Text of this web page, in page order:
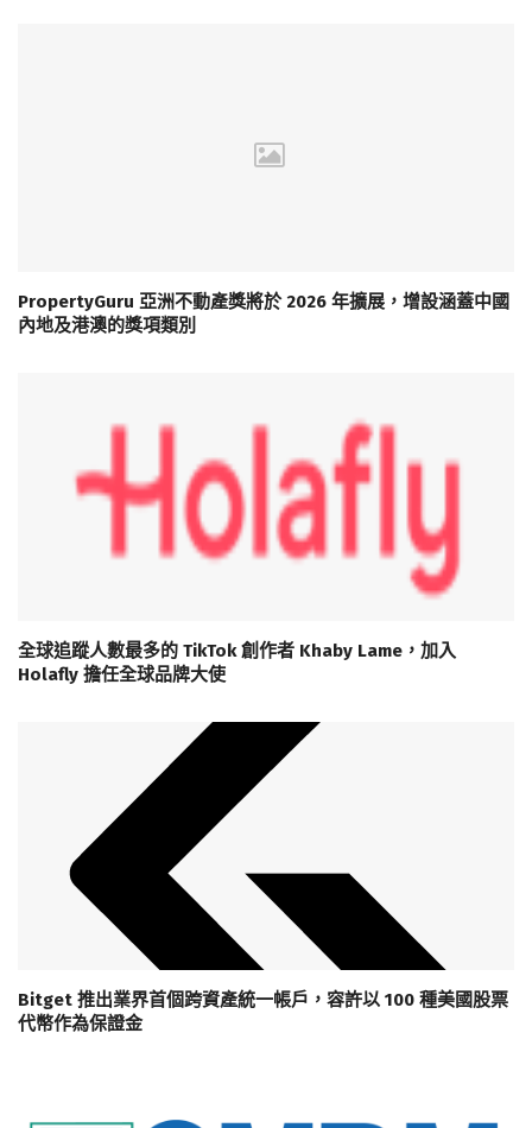
PropertyGuru 亞洲不動產獎將於 2026 年擴展，增設涵蓋中國
內地及港澳的獎項類別
全球追蹤人數最多的 TikTok 創作者 Khaby Lame，加入
Holafly 擔任全球品牌大使
Bitget 推出業界首個跨資產統一帳戶，容許以 100 種美國股票
代幣作為保證金